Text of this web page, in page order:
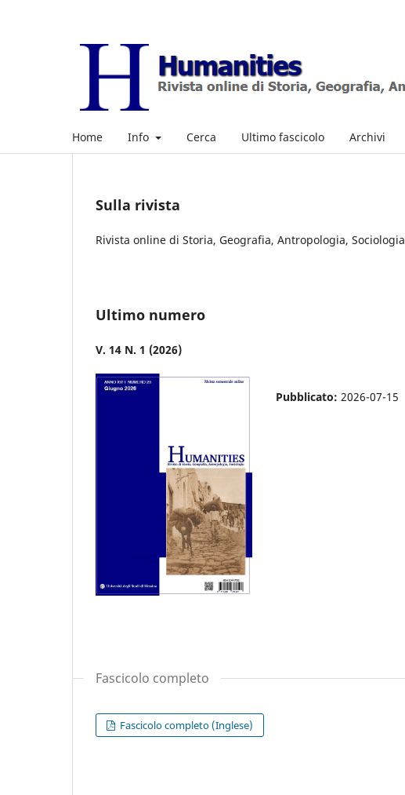
Home Info Cerca Ultimo fascicolo Archivi
Sulla rivista
Rivista online di Storia, Geografia, Antropologia, Sociologia
Ultimo numero
V. 14 N. 1 (2026)
Pubblicato: 2026-07-15
Fascicolo completo
Fascicolo completo (Inglese)